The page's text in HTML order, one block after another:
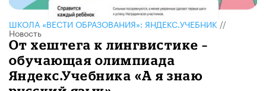
ШКОЛА «ВЕСТИ ОБРАЗОВАНИЯ»: ЯНДЕКС.УЧЕБНИК //
Новость
От хештега к лингвистике –
обучающая олимпиада
Яндекс.Учебника «А я знаю